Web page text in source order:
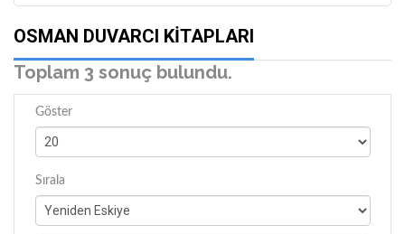
OSMAN DUVARCI KITAPLARI
Toplam 3 sonuç bulundu.
Göster
Sırala